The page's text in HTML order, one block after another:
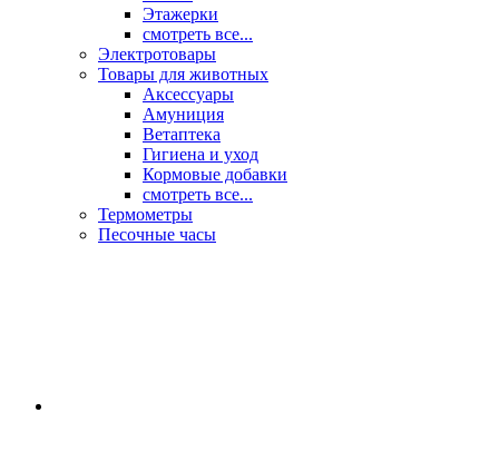
Этажерки
смотреть все...
Электротовары
Товары для животных
Аксессуары
Амуниция
Ветаптека
Гигиена и уход
Кормовые добавки
смотреть все...
Термометры
Песочные часы